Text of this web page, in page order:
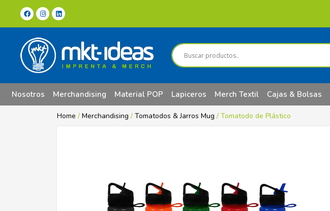
Nosotros Merchandising Material POP Lapiceros Merch Textil Cajas & Bolsas
Home / Merchandising / Tomatodos & Jarros Mug / Tomatodo de Plástico